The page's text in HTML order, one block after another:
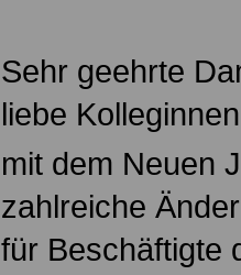
Sehr geehrte
liebe
mit dem Neuen
zahlreiche
für Beschäftigte